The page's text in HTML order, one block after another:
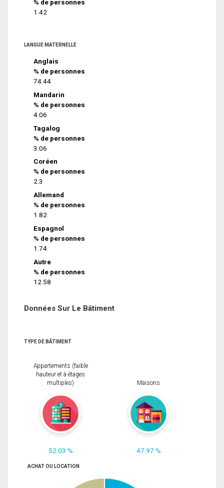
% de personnes
1.42
LANGUE MATERNELLE
Anglais
% de personnes
74.44
Mandarin
% de personnes
4.06
Tagalog
% de personnes
3.06
Coréen
% de personnes
2.3
Allemand
% de personnes
1.82
Espagnol
% de personnes
1.74
Autre
% de personnes
12.58
Données Sur Le Bâtiment
TYPE DE BÂTIMENT
Appartements (faible
hauteur et à étages
multiples)
52.03 %
Maisons
47.97 %
ACHAT OU LOCATION